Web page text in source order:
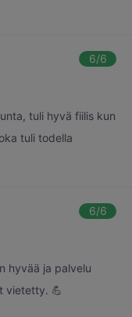
6/6
tuli hyvä fiilis kun
tuli todella
6/6
hyvää ja palvelu
vietetty. 💪